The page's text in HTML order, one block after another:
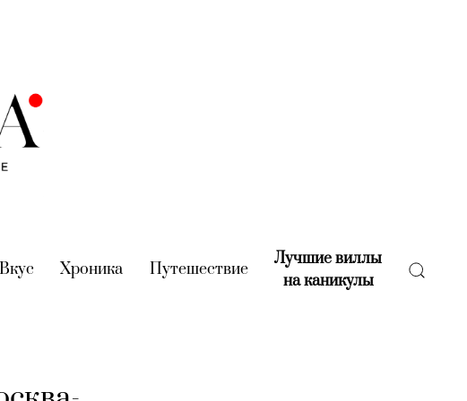
Вкус (current)
Хроника (current)
Путешествие(current)
Лучшие виллы
на каникулы(current)